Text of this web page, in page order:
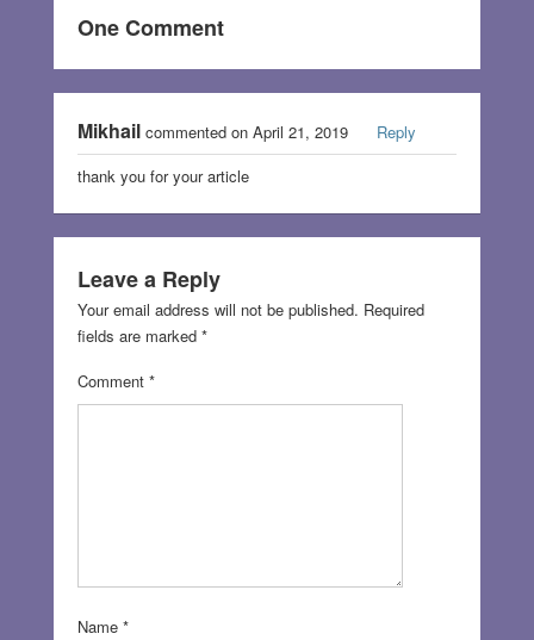
One Comment
Mikhailcommented on April 21, 2019
Reply
thank you for your article
Leave a Reply
Your email address will not be published. Required
fields are marked *
Comment *
Name *